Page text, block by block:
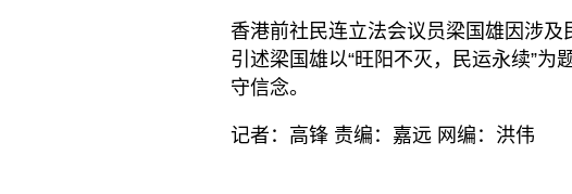
香港前社民连立法会议员梁国雄因涉
引述梁国雄以“旺阳不灭，民运永续”
守信念。
记者：高锋 责编：嘉远 网编：洪伟